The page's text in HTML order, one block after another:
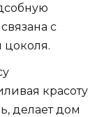
с
цоколя.
красоту
делает дом